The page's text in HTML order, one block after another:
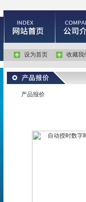
设为首页 收藏我
产品报价